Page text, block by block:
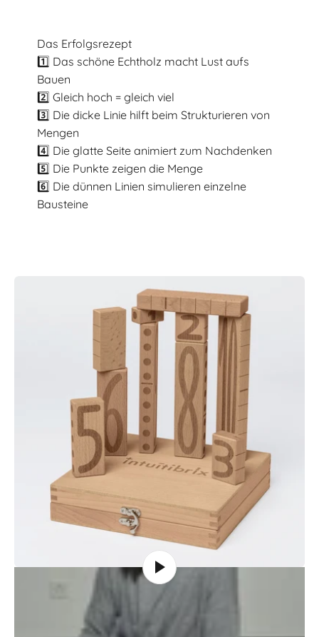
Das Erfolgsrezept
1️⃣ Das schöne Echtholz macht Lust aufs
Bauen
2️⃣ Gleich hoch = gleich viel
3️⃣ Die dicke Linie hilft beim Strukturieren von
Mengen
4️⃣ Die glatte Seite animiert zum Nachdenken
5️⃣ Die Punkte zeigen die Menge
6️⃣ Die dünnen Linien simulieren einzelne
Bausteine